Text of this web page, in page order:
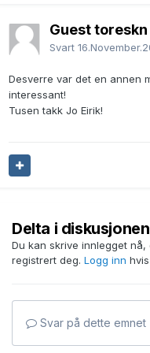
Guest toreskn
Svart
Desverre var det en annen
interessant!
Tusen takk Jo Eirik!
Delta i diskusjonen
Du kan skrive innlegget
registrert deg. Logg inn
Svar på dette emnet